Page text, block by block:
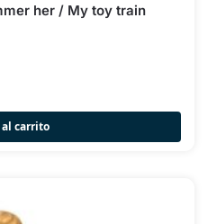
her / My toy train
carrito